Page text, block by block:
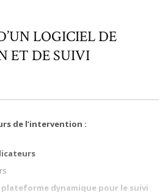
LOGICIEL DE
ET DE SUIVI
de l’intervention :
plateforme dynamique pour le suivi